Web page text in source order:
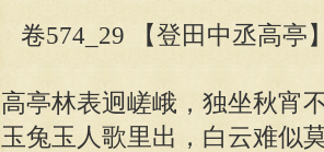
卷574_29 【登田中丞高亭
高亭林表迥嵯峨，独坐秋宵
玉兔玉人歌里出，白云难似